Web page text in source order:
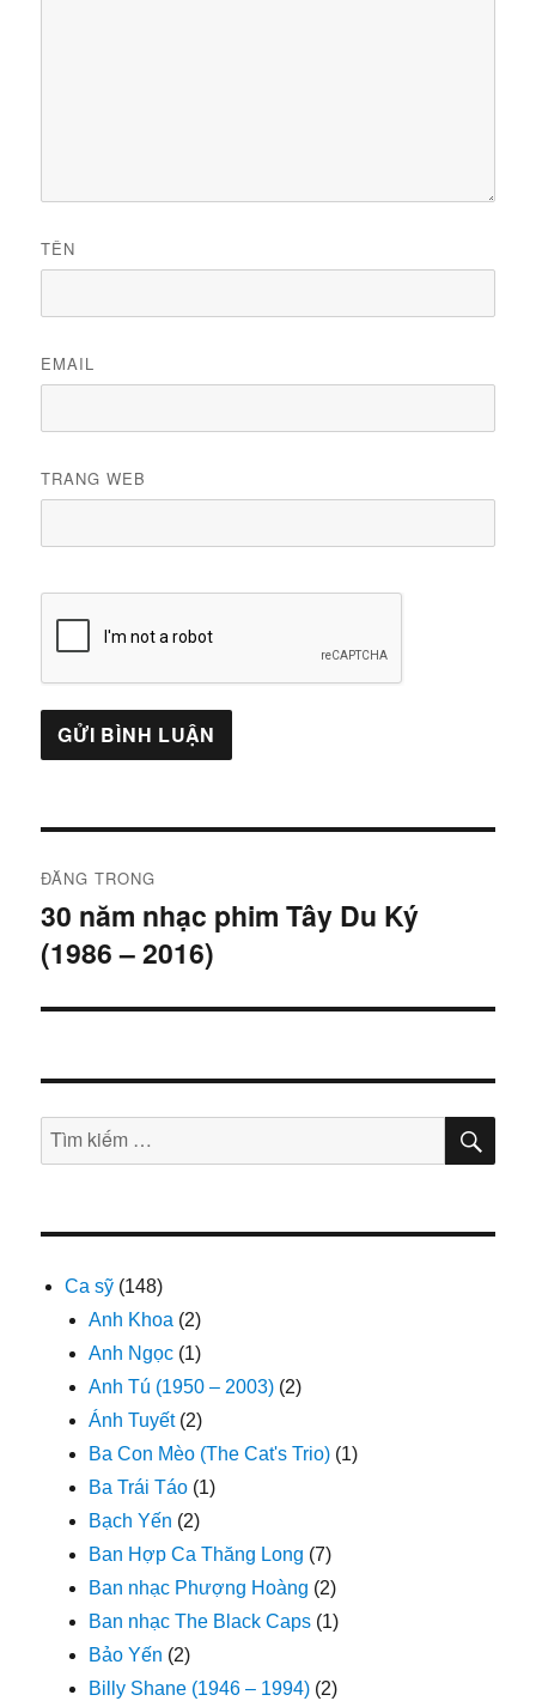
TÊN
EMAIL
TRANG WEB
hướng
bài
viết
ĐĂNG TRONG
30 năm nhạc phim Tây Du Ký
(1986 – 2016)
Tìm
kiếm:
TÌM
Ca sỹ (148)
Anh Khoa (2)
Anh Ngọc (1)
Anh Tú (1950 – 2003) (2)
Ánh Tuyết(2)
Ba Con Mèo (The Cat's Trio) (1)
Ba Trái Táo (1)
Bạch Yến (2)
Ban Hợp Ca Thăng Long (7)
Ban nhạc Phượng Hoàng (2)
Ban nhạc The Black Caps (1)
Bảo Yến (2)
Billy Shane (1946 – 1994) (2)